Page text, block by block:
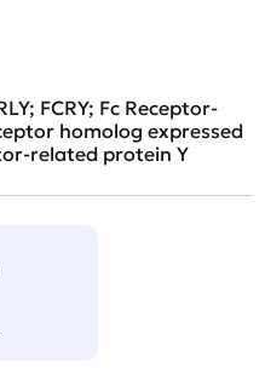
FCRY; Fc Receptor-
homolog expressed
related protein Y